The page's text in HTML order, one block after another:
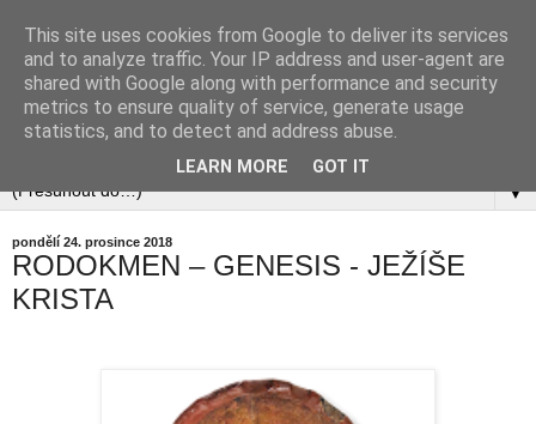
▼
pondělí 24. prosince 2018
RODOKMEN – GENESIS - JEŽÍŠE
KRISTA
This site uses cookies from Google to deliver its services
and to analyze traffic. Your IP address and user-agent are
shared with Google along with performance and security
metrics to ensure quality of service, generate usage
statistics, and to detect and address abuse.
LEARN MORE GOT IT